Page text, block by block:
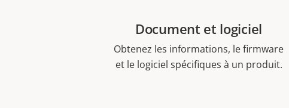
Document et logiciel
Obtenez les informations, le firmware
et le logiciel spécifiques à un produit.